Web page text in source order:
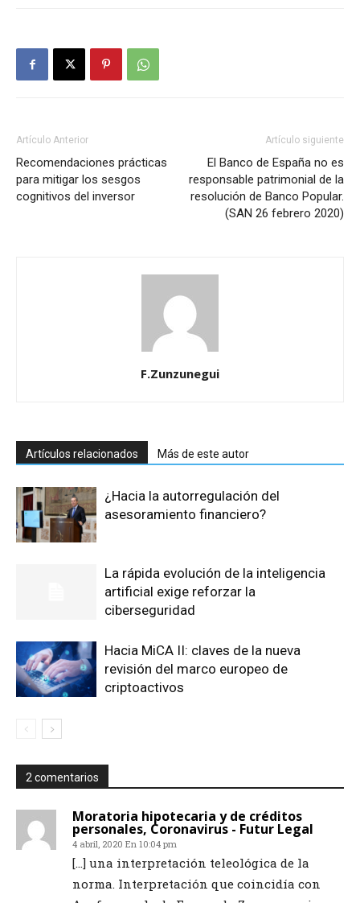
Artículo Anterior
Recomendaciones prácticas
para mitigar los sesgos
cognitivos del inversor
Artículo siguiente
El Banco de España no es
responsable patrimonial de la
resolución de Banco Popular.
(SAN 26 febrero 2020)
F.Zunzunegui
Artículos relacionados Más de este autor
¿Hacia la autorregulación del
asesoramiento financiero?
La rápida evolución de la inteligencia
artificial exige reforzar la
ciberseguridad
Hacia MiCA II: claves de la nueva
revisión del marco europeo de
criptoactivos
2 comentarios
Moratoria hipotecaria y de créditos
personales, Coronavirus - Futur Legal
4 abril, 2020 En 10:04 pm
[…] una interpretación teleológica de la
norma. Interpretación que coincidía con